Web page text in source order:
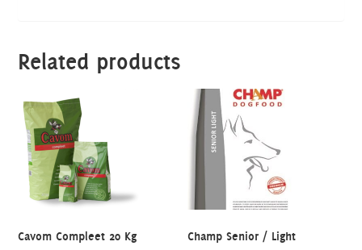
Related products
Cavom Compleet 20 Kg Champ Senior / Light